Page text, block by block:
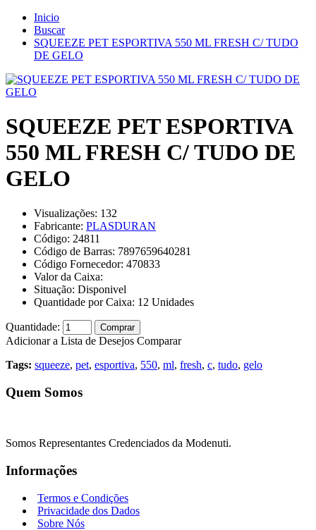
Inicio
Buscar
SQUEEZE PET ESPORTIVA 550 ML FRESH C/ TUDO
DE GELO
SQUEEZE PET ESPORTIVA
550 ML FRESH C/ TUDO DE
GELO
Visualizações: 132
Fabricante: PLASDURAN
Código: 24811
Código de Barras: 7897659640281
Código Fornecedor: 470833
Valor da Caixa:
Situação: Disponivel
Quantidade por Caixa: 12 Unidades
Quantidade: Comprar
Adicionar a Lista de Desejos Comparar
Tags: squeeze, pet, esportiva, 550, ml, fresh, c, tudo, gelo
Quem Somos
Somos Representantes Credenciados da Modenuti.
Informações
Termos e Condições
Privacidade dos Dados
Sobre Nós